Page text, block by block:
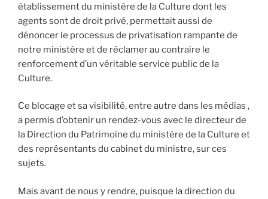
établissement du ministère de la Culture dont les
agents sont de droit privé, permettait aussi de
dénoncer le processus de privatisation rampante de
notre ministère et de réclamer au contraire le
renforcement d’un véritable service public de la
Culture.
Ce blocage et sa visibilité, entre autre dans les médias ,
a permis d’obtenir un rendez-vous avec le directeur de
la Direction du Patrimoine du ministère de la Culture et
des représentants du cabinet du ministre, sur ces
sujets.
Mais avant de nous y rendre, puisque la direction du